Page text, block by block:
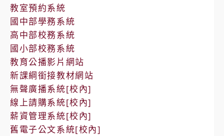
教室預約系統
國中部學務系統
高中部校務系統
國小部校務系統
教育公播影片網站
新課綱銜接教材網站
無聲廣播系統[校內]
線上請購系統[校內]
薪資管理系統[校內]
舊電子公文系統[校內]